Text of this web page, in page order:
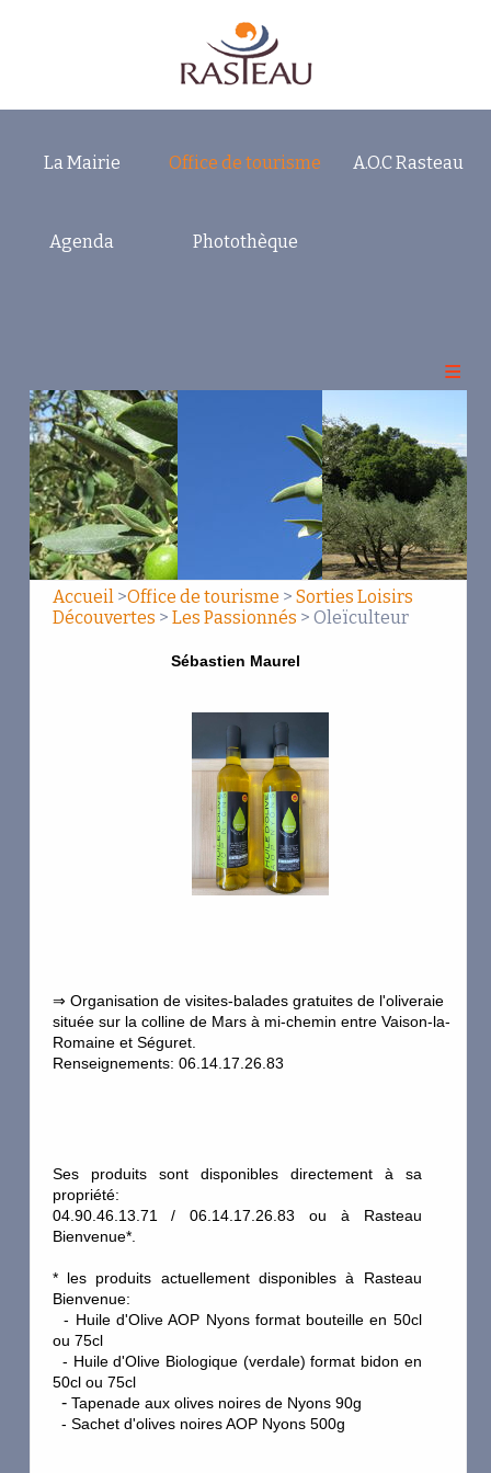
La Mairie Office de tourisme A.O.C Rasteau
Agenda Photothèque
Accueil
Entre Culture et Art
Balades en Nature
Les Passionnés
Oleïculteur
Au Fil du Temps...
Accueil>Office de tourisme > Sorties Loisirs
Découvertes > Les Passionnés > Oleïculteur
Sébastien Maurel
⇒ Organisation de visites-balades gratuites de l'oliveraie
située sur la colline de Mars à mi-chemin entre Vaison-la-
Romaine et Séguret.
Renseignements: 06.14.17.26.83
Ses produits sont disponibles directement à sa
propriété:
04.90.46.13.71 / 06.14.17.26.83 ou à Rasteau
Bienvenue*.
* les produits actuellement disponibles à Rasteau
Bienvenue:
- Huile d'Olive AOP Nyons format bouteille en 50cl
ou 75cl
- Huile d'Olive Biologique (verdale) format bidon en
50cl ou 75cl
- Tapenade aux olives noires de Nyons 90g
- Sachet d'olives noires AOP Nyons 500g